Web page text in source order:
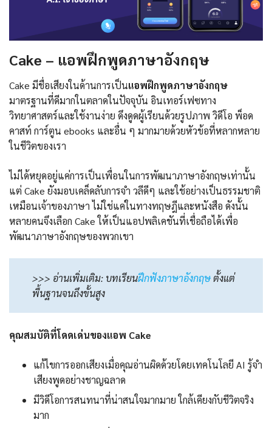
Cake – แอพฝึกพูดภาษาอังกฤษ
Cake มีชื่อเสียงในด้านการเป็นแอพฝึกพูดภาษาอังกฤษ
มาตรฐานที่ดีมากในตลาดในปัจจุบัน อินเทอร์เฟซทาง
วิทยาศาสตร์และใช้งานง่าย ดึงดูดผู้เรียนด้วยรูปภาพ วิดีโอ พ็อด
คาสท์ การ์ตูน ebooks และอื่น ๆ มากมายด้วยหัวข้อที่หลากหลาย
ในชีวิตของเรา
ไม่ได้หยุดอยู่แค่การเป็นเพื่อนในการพัฒนาภาษาอังกฤษเท่านั้น
แต่ Cake ยังมอบเคล็ดลับการจำ วลีดีๆ และใช้อย่างเป็นธรรมชาติ
เหมือนเจ้าของภาษา ไม่ใช่แค่ในทางทฤษฎีและหนังสือ ดังนั้น
หลายคนจึงเลือก Cake ให้เป็นแอปพลิเคชันที่เชื่อถือได้เพื่อ
พัฒนาภาษาอังกฤษของพวกเขา
>>> อ่านเพิ่มเติม: บทเรียนฝึกฟังภาษาอังกฤษตั้งแต่
พื้นฐานจนถึงขั้นสูง
คุณสมบัติที่โดดเด่นของแอพ Cake
แก้ไขการออกเสียงเมื่อคุณอ่านผิดด้วยโดยเทคโนโลยี AI รู้จำ
เสียงพูดอย่างชาญฉลาด
มีวิดีโอการสนทนาที่น่าสนใจมากมาย ใกล้เคียงกับชีวิตจริง
มาก